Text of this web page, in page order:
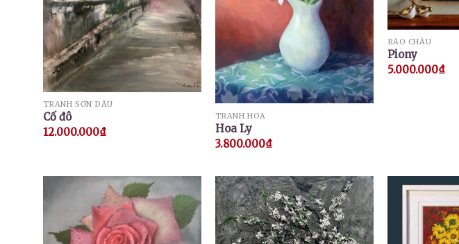
TRANH SƠN DẦU
Cố đô
12.000.000₫
TRANH HOA
Hoa Ly
3.800.000₫
BẢO CHÂU
Piony
5.000.000₫